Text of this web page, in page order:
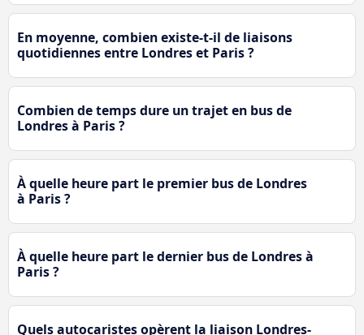
En moyenne, combien existe-t-il de liaisons
quotidiennes entre Londres et Paris ?
Combien de temps dure un trajet en bus de
Londres à Paris ?
À quelle heure part le premier bus de Londres
à Paris ?
À quelle heure part le dernier bus de Londres à
Paris ?
Quels autocaristes opèrent la liaison Londres-